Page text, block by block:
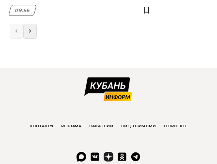
09:56
КОНТАКТЫ РЕКЛАМА ВАКАНСИИ ЛИЦЕНЗИЯ СМИ О ПРОЕКТЕ